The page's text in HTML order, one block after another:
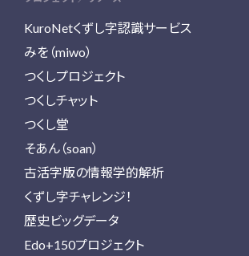
KuroNetくずし字認識サービス
みを（miwo）
つくしプロジェクト
つくしチャット
つくし堂
そあん（soan）
古活字版の情報学的解析
くずし字チャレンジ！
歴史ビッグデータ
Edo+150プロジェクト